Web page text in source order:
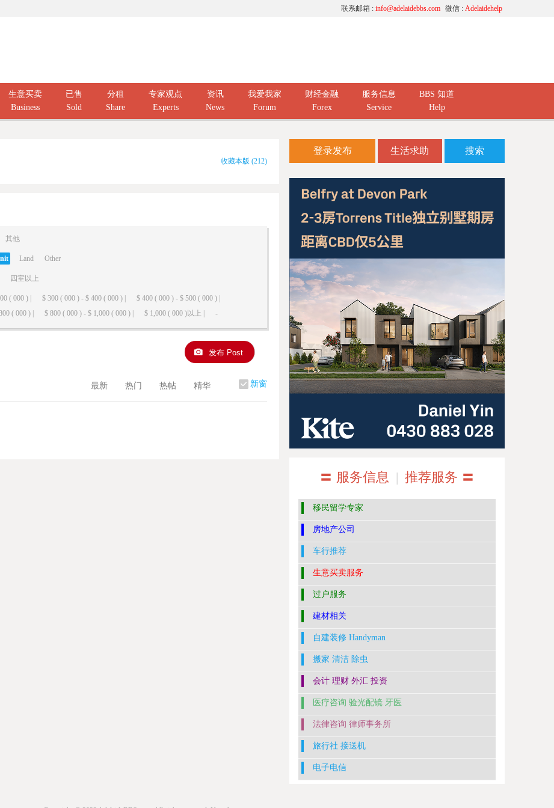
微信 : Adelaidehelp
联系邮箱 : info@adelaidebbs.com
生意买卖
Business
已售
Sold
分租
Share
专家观点
Experts
资讯
News
我爱我家
Forum
财经金融
Forex
服务信息
Service
BBS 知道
Help
收藏本版 (212)
其他
Land Other
四室以上
( 000 ) | $ 300 ( 000 ) - $ 400 ( 000 ) |
$ 400 ( 000 ) - $ 500 ( 000 ) |
( 000 ) | $ 800 ( 000 ) - $ 1,000 ( 000 ) | $ 1,000 ( 000 )以上 | -
发布 Post
新窗
最新 热门 热帖 精华
登录发布 生活求助 搜索
〓 服务信息 | 推荐服务 〓
移民留学专家
房地产公司
车行推荐
生意买卖服务
过户服务
建材相关
自建装修 Handyman
搬家 清洁 除虫
会计 理财 外汇 投资
医疗咨询 验光配镜 牙医
法律咨询 律师事务所
旅行社 接送机
电子电信